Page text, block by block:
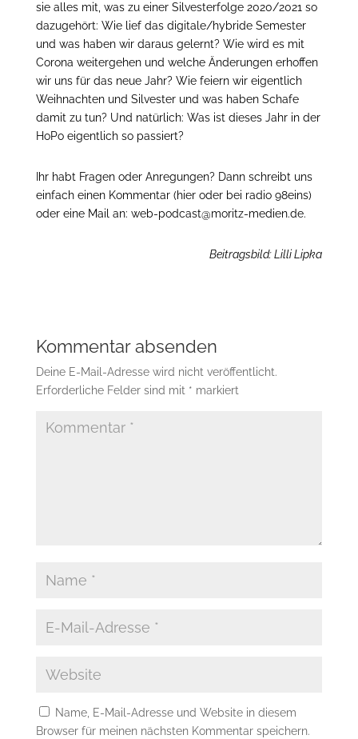
sie alles mit, was zu einer Silvesterfolge 2020/2021 so
dazugehört: Wie lief das digitale/hybride Semester
und was haben wir daraus gelernt? Wie wird es mit
Corona weitergehen und welche Änderungen erhoffen
wir uns für das neue Jahr? Wie feiern wir eigentlich
Weihnachten und Silvester und was haben Schafe
damit zu tun? Und natürlich: Was ist dieses Jahr in der
HoPo eigentlich so passiert?
Ihr habt Fragen oder Anregungen? Dann schreibt uns
einfach einen Kommentar (hier oder bei radio 98eins)
oder eine Mail an: web-podcast@moritz-medien.de.
Beitragsbild: Lilli Lipka
Kommentar absenden
Deine E-Mail-Adresse wird nicht veröffentlicht.
Erforderliche Felder sind mit * markiert
Name, E-Mail-Adresse und Website in diesem
Browser für meinen nächsten Kommentar speichern.